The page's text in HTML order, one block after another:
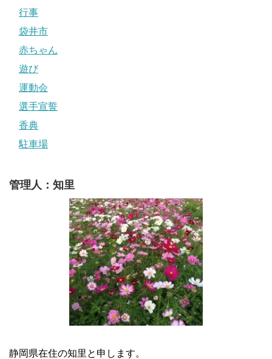
行事
袋井市
赤ちゃん
遊び
運動会
選手宣誓
香典
駐車場
管理人：知里
静岡県在住の知里と申します。